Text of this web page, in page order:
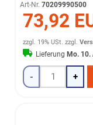
Art-Nr. 70209990500
73,92
zzgl. 19% USt. zzgl.
Lieferung Mo.
- +